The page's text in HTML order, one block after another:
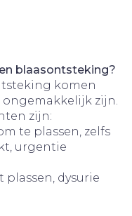
blaasontsteking?
komen
zijn.
zijn:
te plassen, zelfs
urgentie
dysurie